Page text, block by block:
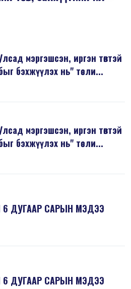
мэргэшсэн, иргэн төвтэй
бэхжүүлэх нь" төсли...
мэргэшсэн, иргэн төвтэй
бэхжүүлэх нь" төсли...
ДУГААР САРЫН МЭДЭЭ
ДУГААР САРЫН МЭДЭЭ